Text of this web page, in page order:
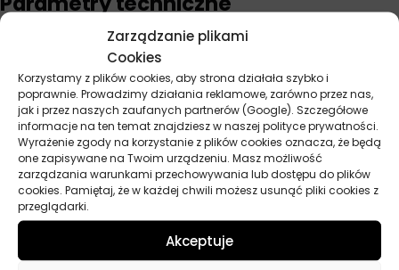
Zarządzanie plikami
Cookies
Korzystamy z plików cookies, aby strona działała szybko i
poprawnie. Prowadzimy działania reklamowe, zarówno przez nas,
jak i przez naszych zaufanych partnerów (Google). Szczegółowe
informacje na ten temat znajdziesz w naszej polityce prywatności.
Wyrażenie zgody na korzystanie z plików cookies oznacza, że będą
one zapisywane na Twoim urządzeniu. Masz możliwość
zarządzania warunkami przechowywania lub dostępu do plików
cookies. Pamiętaj, że w każdej chwili możesz usunąć pliki cookies z
przeglądarki.
Akceptuje
Baza Syntetyczny
Lepkość 5W-30
ACEA C3
API CF, SM, SN
BMW Longlife 04, GM Dexos 2, MB
229.31, MB 229.51, Porsche C30, VW